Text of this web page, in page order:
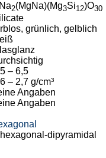
2(MgNa)(Mg3Si12)O30
grünlich, gelblich
– 6,5
– 2,7 g/cm³
Angaben
Angaben
dipyramidal